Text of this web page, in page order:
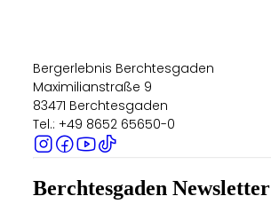
Bergerlebnis Berchtesgaden
Maximilianstraße 9
83471 Berchtesgaden
Tel.: +49 8652 65650-0
Berchtesgaden Newsletter